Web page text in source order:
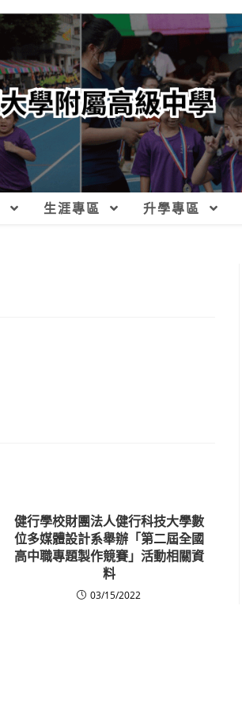
生涯專區 升學專區
健行學校財團法人健行科技大學數
位多媒體設計系舉辦「第二屆全國
高中職專題製作競賽」活動相關資
料
03/15/2022